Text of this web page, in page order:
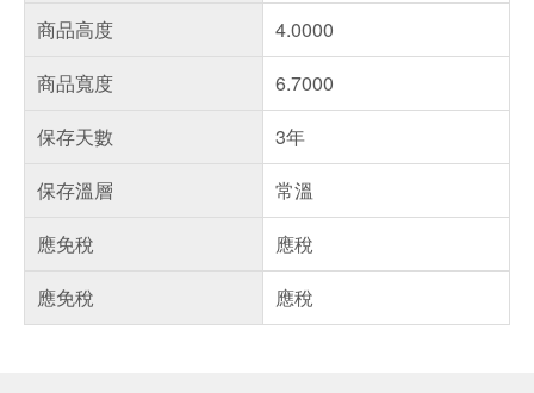
商品高度
4.0000
商品寬度
6.7000
保存天數
3年
保存溫層
常溫
應免稅
應稅
應免稅
應稅